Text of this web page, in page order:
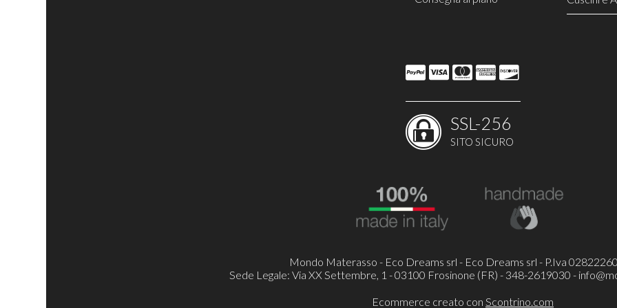
140 X
Reti in
Reti a 8
SSL-256
SITO SICURO
Mondo Materasso - Eco Dreams srl - Eco Dreams srl - P.Iva
Sede Legale: Via XX Settembre, 1 - 03100 Frosinone (FR) - 348-2619030 -
Ecommerce creato con Scontrino.com